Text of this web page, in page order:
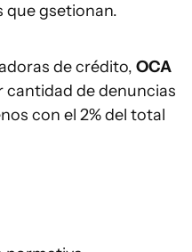
que gsetionan.
de crédito, OCA
cantidad de denuncias
con el 2% del total